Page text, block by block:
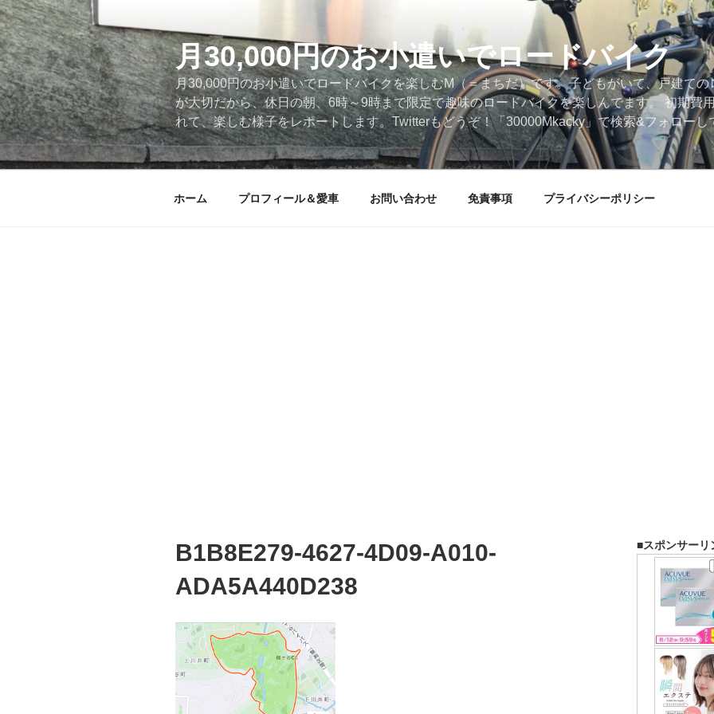
コ
ン
テ
ン
ツ
へ
ス
キ
ッ
月30,000円のお小遣いでロードバイク
月30,000円のお小遣いでロードバイクを楽しむM（＝まちだ）です。子どもがいて、戸建て
が大切だから、休日の朝、6時～9時まで限定で趣味のロードバイクを楽しんでます。 初期費
れて、楽しむ様子をレポートします。Twitterもどうぞ！「30000Mkacky」で検索&フォローし
ホーム プロフィール＆愛車 お問い合わせ 免責事項 プライバシーポリシー
B1B8E279-4627-4D09-A010-
ADA5A440D238
■スポンサーリ